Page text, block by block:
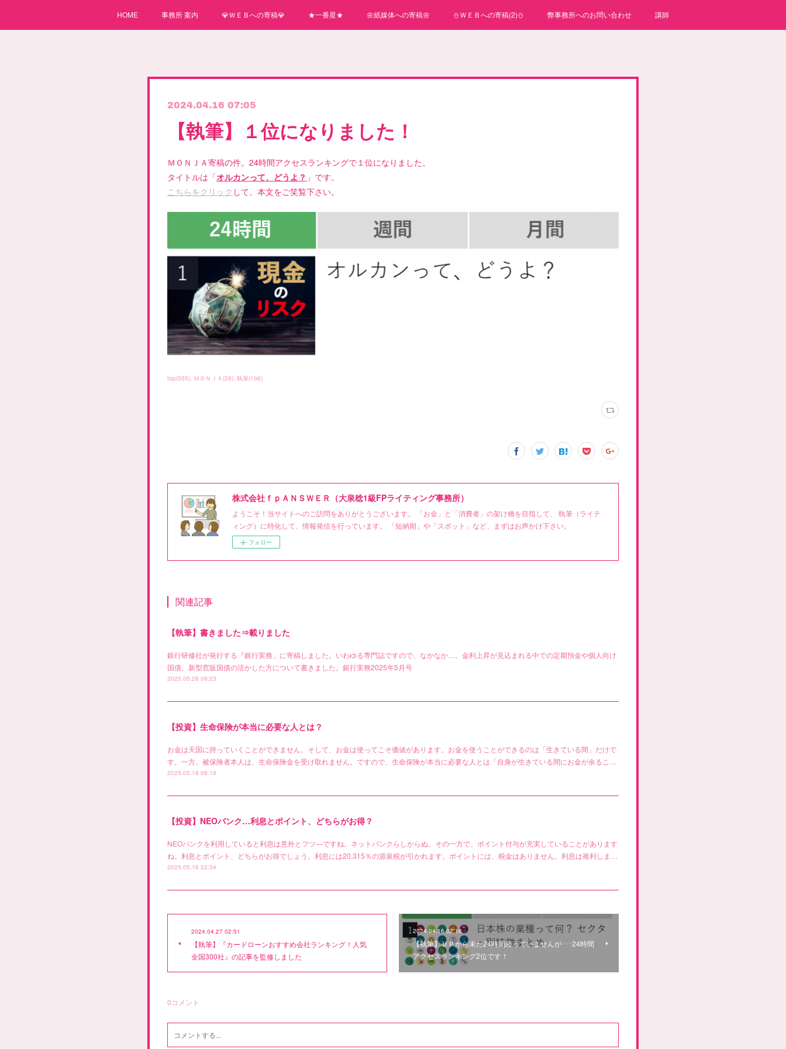
HOME 事務所 案内 💎ＷＥＢへの寄稿💎 ★一番星★ 🌼紙媒体への寄稿🌼 ⛄ＷＥＢへの寄稿(2)⛄ 弊事務所へのお問い合わせ 講師
2024.04.16 07:05
【執筆】１位になりました！
ＭＯＮＪＡ寄稿の件。24時間アクセスランキングで１位になりました。
タイトルは「オルカンって、どうよ？ 」です。
こちらをクリック して、本文をご笑覧下さい。
top(355) ＭＯＮＪＡ (39) 執筆(196)
株式会社ｆｐＡＮＳＷＥＲ（大泉稔1級FPライティング事務所）
ようこそ！当サイトへのご訪問をありがとうございます。 「お金」と「消費者」の架け橋を目指して、 執筆（ライテ
ィング）に特化して、情報発信を行っています。 「短納期」や「スポット」など、まずはお声かけ下さい。
フォロー
関連記事
【執筆】書きました⇒載りました
銀行研修社が発行する『銀行実務」に寄稿しました。いわゆる専門誌ですので、なかなか…。金利上昇が見込まれる中での定期預金や個人向け
国債、新型窓販国債の活かした方について書きました。銀行実務2025年5月号
2025.05.28 09:23
【投資】生命保険が本当に必要な人とは？
お金は天国に持っていくことができません。そして、お金は使ってこそ価値があります。お金を使うことができるのは「生きている間」だけで
す。一方、被保険者本人は、生命保険金を受け取れません。ですので、生命保険が本当に必要な人とは「自身が生きている間にお金が余るこ…
2025.05.18 08:18
【投資】NEOバンク…利息とポイント、どちらがお得？
NEOバンクを利用していると利息は意外とフツ―ですね。ネットバンクらしからぬ。その一方で、ポイント付与が充実していることがあります
ね。利息とポイント、どちらがお得でしょう。利息には20.315％の源泉税が引かれます。ポイントには、税金はありません。利息は複利しま…
2025.05.16 22:34
2024.04.27 02:51
【執筆】『カードローンおすすめ会社ランキング！人気
全国300社』の記事を監修しました
2024.04.16 02:16
【執筆】ＵＰから未だ24時間経っていませんが･･･24時間
アクセスランキング2位です！
0コメント